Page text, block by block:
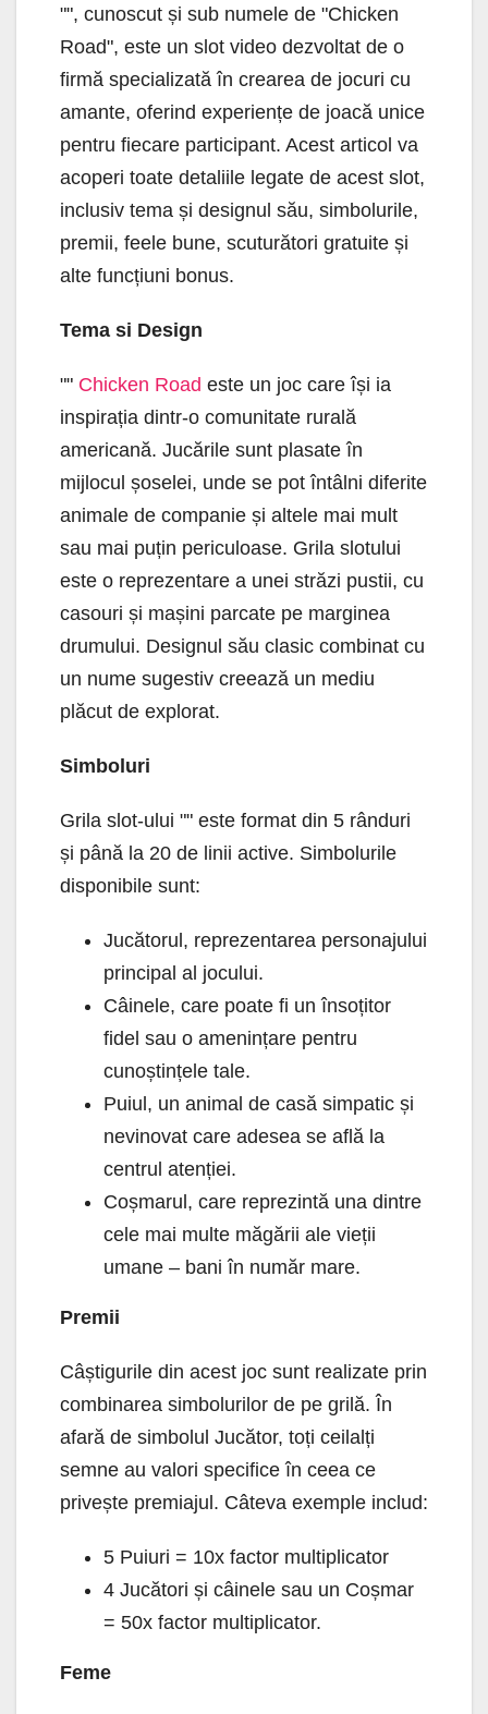
"", cunoscut și sub numele de "Chicken
Road", este un slot video dezvoltat de o
firmă specializată în crearea de jocuri cu
amante, oferind experiențe de joacă unice
pentru fiecare participant. Acest articol va
acoperi toate detaliile legate de acest slot,
inclusiv tema și designul său, simbolurile,
premii, feele bune, scuturători gratuite și
alte funcțiuni bonus.
Tema si Design
"" Chicken Road este un joc care își ia
inspirația dintr-o comunitate rurală
americană. Jucările sunt plasate în
mijlocul șoselei, unde se pot întâlni diferite
animale de companie și altele mai mult
sau mai puțin periculoase. Grila slotului
este o reprezentare a unei străzi pustii, cu
casouri și mașini parcate pe marginea
drumului. Designul său clasic combinat cu
un nume sugestiv creează un mediu
plăcut de explorat.
Simboluri
Grila slot-ului "" este format din 5 rânduri
și până la 20 de linii active. Simbolurile
disponibile sunt:
Jucătorul, reprezentarea personajului
principal al jocului.
Câinele, care poate fi un însoțitor
fidel sau o amenințare pentru
cunoștințele tale.
Puiul, un animal de casă simpatic și
nevinovat care adesea se află la
centrul atenției.
Coșmarul, care reprezintă una dintre
cele mai multe măgării ale vieții
umane – bani în număr mare.
Premii
Câștigurile din acest joc sunt realizate prin
combinarea simbolurilor de pe grilă. În
afară de simbolul Jucător, toți ceilalți
semne au valori specifice în ceea ce
privește premiajul. Câteva exemple includ:
5 Puiuri = 10x factor multiplicator
4 Jucători și câinele sau un Coșmar
= 50x factor multiplicator.
Feme